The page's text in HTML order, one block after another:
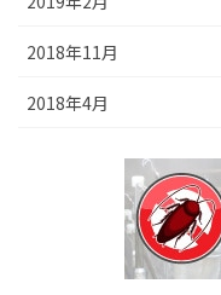
2018年11月
2018年4月